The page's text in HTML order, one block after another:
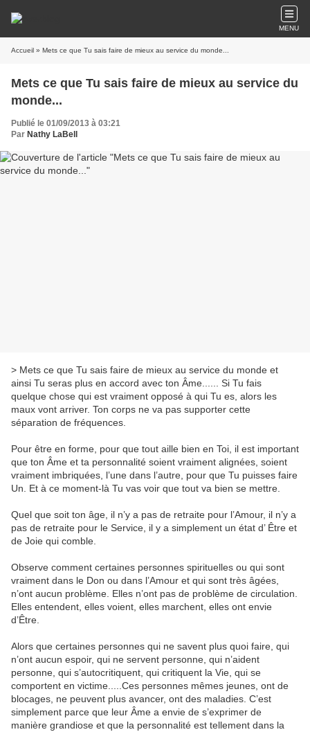
MENU
Accueil » Mets ce que Tu sais faire de mieux au service du monde...
Mets ce que Tu sais faire de mieux au service du
monde...
Publié le 01/09/2013 à 03:21
Par Nathy LaBell
> Mets ce que Tu sais faire de mieux au service du monde et
ainsi Tu seras plus en accord avec ton Âme...... Si Tu fais
quelque chose qui est vraiment opposé à qui Tu es, alors les
maux vont arriver. Ton corps ne va pas supporter cette
séparation de fréquences.
Pour être en forme, pour que tout aille bien en Toi, il est important
que ton Âme et ta personnalité soient vraiment alignées, soient
vraiment imbriquées, l’une dans l’autre, pour que Tu puisses faire
Un. Et à ce moment-là Tu vas voir que tout va bien se mettre.
Quel que soit ton âge, il n’y a pas de retraite pour l’Amour, il n’y a
pas de retraite pour le Service, il y a simplement un état d’ Être et
de Joie qui comble.
Observe comment certaines personnes spirituelles ou qui sont
vraiment dans le Don ou dans l’Amour et qui sont très âgées,
n’ont aucun problème. Elles n’ont pas de problème de circulation.
Elles entendent, elles voient, elles marchent, elles ont envie
d’Être.
Alors que certaines personnes qui ne savent plus quoi faire, qui
n’ont aucun espoir, qui ne servent personne, qui n’aident
personne, qui s’autocritiquent, qui critiquent la Vie, qui se
comportent en victime.....Ces personnes mêmes jeunes, ont de
blocages, ne peuvent plus avancer, ont des maladies. C’est
simplement parce que leur Âme a envie de s’exprimer de
manière grandiose et que la personnalité est tellement dans la